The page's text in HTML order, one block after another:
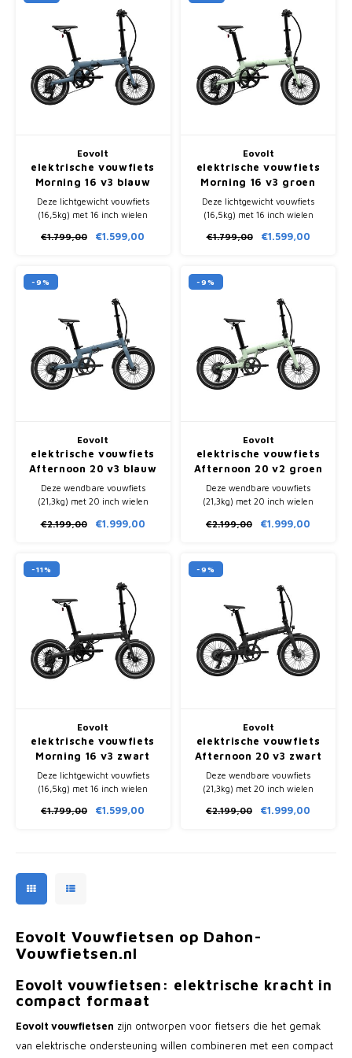
Zadeltassen
Eovolt
elektrische vouwfiets
Morning 16 v3 blauw
Deze lichtgewicht vouwfiets
(16,5kg) met 16 inch wielen
60km. Opgevouwen in 10
€1.799,00 €1.599,00
Eovolt
elektrische vouwfiets
Morning 16 v3 groen
Deze lichtgewicht vouwfiets
(16,5kg) met 16 inch wielen
60km. Opgevouwen in 10
€1.799,00 €1.599,00
-9%
Eovolt
elektrische vouwfiets
Afternoon 20 v3 blauw
Deze wendbare vouwfiets
(21,3kg) met 20 inch wielen
80km en is daarmee de perfecte
€2.199,00 €1.999,00
-9%
Eovolt
elektrische vouwfiets
Afternoon 20 v2 groen
Deze wendbare vouwfiets
(21,3kg) met 20 inch wielen
80km en is daarmee de perfecte
€2.199,00 €1.999,00
-11%
Eovolt
elektrische vouwfiets
Morning 16 v3 zwart
Deze lichtgewicht vouwfiets
(16,5kg) met 16 inch wielen
60km. Opgevouwen in 10
€1.799,00 €1.599,00
-9%
Eovolt
elektrische vouwfiets
Afternoon 20 v3 zwart
Deze wendbare vouwfiets
(21,3kg) met 20 inch wielen
80km en is daarmee de perfecte
€2.199,00 €1.999,00
Eovolt Vouwfietsen op Dahon-
Vouwfietsen.nl
Eovolt vouwfietsen: elektrische kracht in
compact formaat
Eovolt vouwfietsen zijn ontworpen voor fietsers die het gemak
van elektrische ondersteuning willen combineren met een compact